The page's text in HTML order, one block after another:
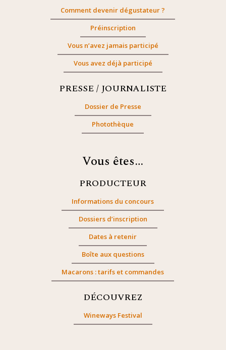
Comment devenir dégustateur ?
Préinscription
Vous n’avez jamais participé
Vous avez déjà participé
PRESSE / JOURNALISTE
Dossier de Presse
Photothèque
Vous êtes…
PRODUCTEUR
Informations du concours
Dossiers d’inscription
Dates à retenir
Boîte aux questions
Macarons : tarifs et commandes
DÉCOUVREZ
Wineways Festival